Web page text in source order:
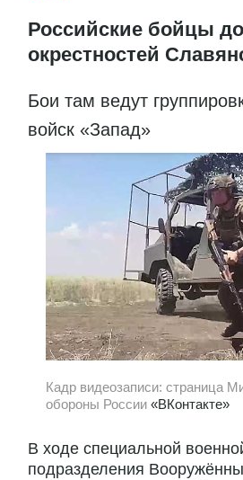
Российские бойцы
окрестностей
Бои там ведут
войск «Запад»
Кадр видеозаписи: страница
обороны России «ВКонтакте»
В ходе специальной
подразделения